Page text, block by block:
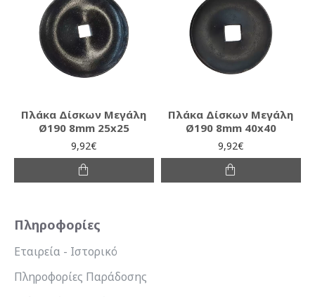
Πλάκα Δίσκων Μεγάλη
Ø190 8mm 25x25
9,92€
Πλάκα Δίσκων Μεγάλη
Ø190 8mm 40x40
9,92€
Πληροφορίες
Εταιρεία - Ιστορικό
Πληροφορίες Παράδοσης